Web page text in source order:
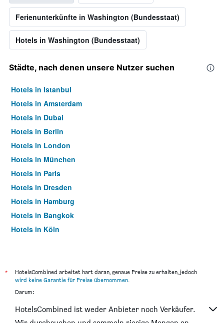
Ferienunterkünfte in Washington (Bundesstaat)
Hotels in Washington (Bundesstaat)
Städte, nach denen unsere Nutzer suchen
Hotels in Istanbul
Hotels in Amsterdam
Hotels in Dubai
Hotels in Berlin
Hotels in London
Hotels in München
Hotels in Paris
Hotels in Dresden
Hotels in Hamburg
Hotels in Bangkok
Hotels in Köln
*
HotelsCombined arbeitet hart daran, genaue Preise zu erhalten, jedoch
wird keine Garantie für Preise übernommen.
Darum:
HotelsCombined ist weder Anbieter noch Verkäufer.